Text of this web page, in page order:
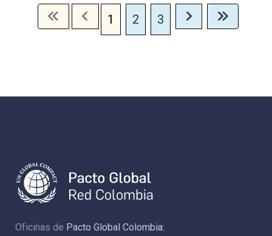
1 2 3
Oficinas de Pacto Global Colombia: